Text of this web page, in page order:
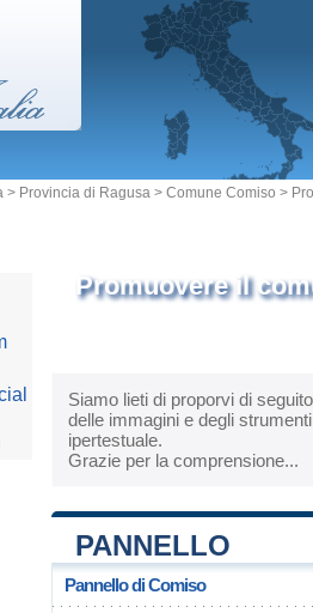
> Provincia di Ragusa > Comune Comiso >
Promuovere il
Siamo lieti di proporvi di
delle immagini e degli
ipertestuale.
Grazie per la comprensione...
PANNELLO
Pannello di Comiso